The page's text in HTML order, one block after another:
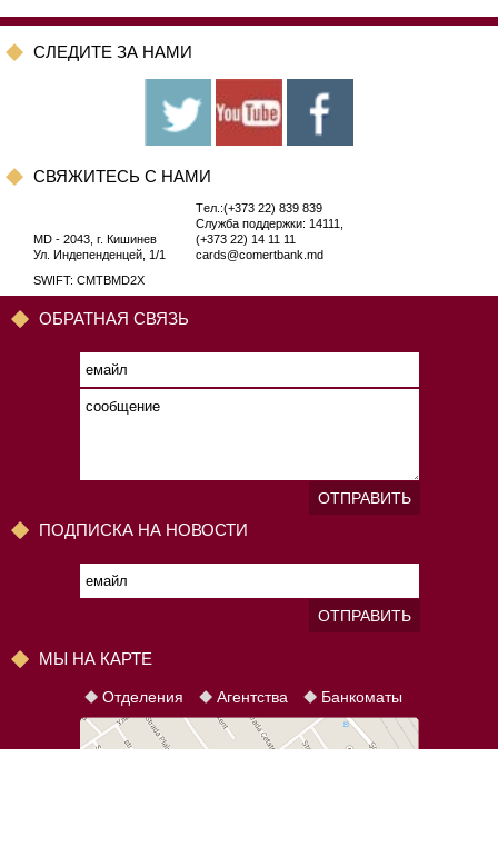
CЛЕДИТЕ ЗА НАМИ
CВЯЖИТЕСЬ С НАМИ
MD - 2043, г. Кишинев
Ул. Индепенденцей, 1/1
Tел.:(+373 22) 839 839
Служба поддержки: 14111,
(+373 22) 14 11 11
cards@comertbank.md
SWIFT: CMTBMD2X
ОБРАТНАЯ СВЯЗЬ
ОТПРАВИТЬ
ПОДПИСКА НА НОВОСТИ
ОТПРАВИТЬ
МЫ НА КАРТЕ
Отделения Агентства Банкоматы